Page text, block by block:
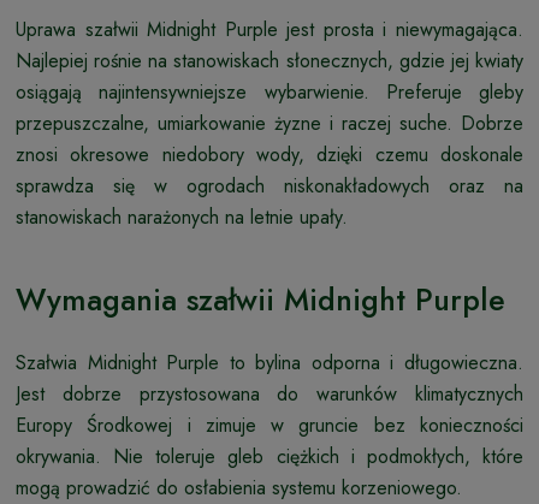
Uprawa szałwii Midnight Purple jest prosta i niewymagająca.
Najlepiej rośnie na stanowiskach słonecznych, gdzie jej kwiaty
osiągają najintensywniejsze wybarwienie. Preferuje gleby
przepuszczalne, umiarkowanie żyzne i raczej suche. Dobrze
znosi okresowe niedobory wody, dzięki czemu doskonale
sprawdza się w ogrodach niskonakładowych oraz na
stanowiskach narażonych na letnie upały.
Wymagania szałwii Midnight Purple
Szałwia Midnight Purple to bylina odporna i długowieczna.
Jest dobrze przystosowana do warunków klimatycznych
Europy Środkowej i zimuje w gruncie bez konieczności
okrywania. Nie toleruje gleb ciężkich i podmokłych, które
mogą prowadzić do osłabienia systemu korzeniowego.